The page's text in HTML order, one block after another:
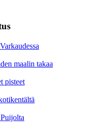
maalin takaa
pisteet